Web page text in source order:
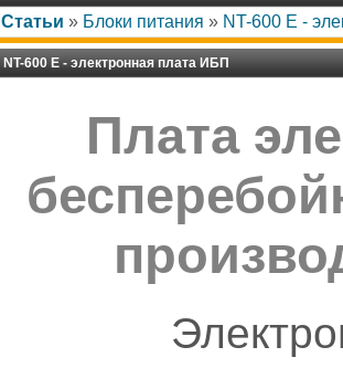
Статьи » Блоки питания » NT-600 E -
NT-600 E - электронная плата ИБП
Плата